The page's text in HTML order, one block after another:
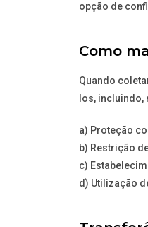
opção de
Como
Quando
los, incluindo,
a) Proteção
b) Restrição
c)
d) Utilização